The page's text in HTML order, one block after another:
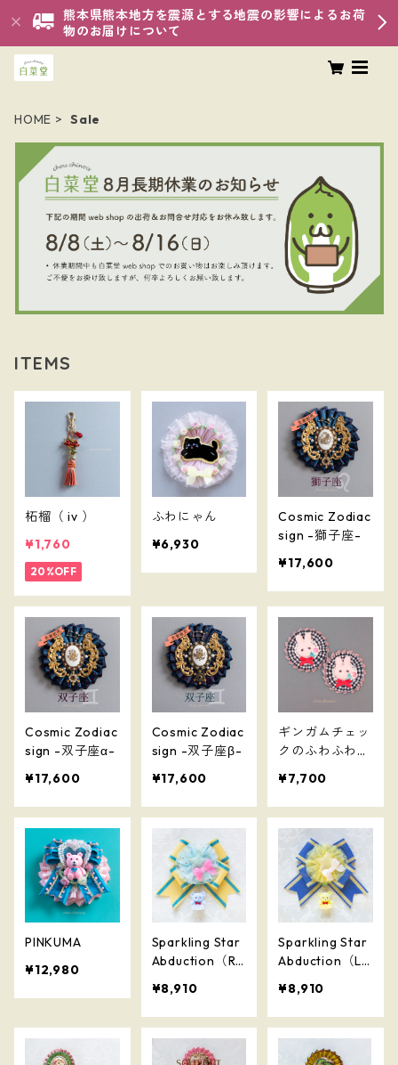
熊本県熊本地方を震源とする地震の影響によるお荷
物のお届けについて
HOME Sale
ITEMS
柘榴（ iv ）
¥1,760
20%OFF
ふわにゃん
¥6,930
Cosmic Zodiac
sign -獅子座-
¥17,600
Cosmic Zodiac
sign -双子座α-
¥17,600
Cosmic Zodiac
sign -双子座β-
¥17,600
ギンガムチェッ
クのふわふわう
ver.
¥7,700
PINKUMA
¥12,980
Sparkling Star
Abduction（RA
¥8,910
Sparkling Star
Abduction（LE
¥8,910